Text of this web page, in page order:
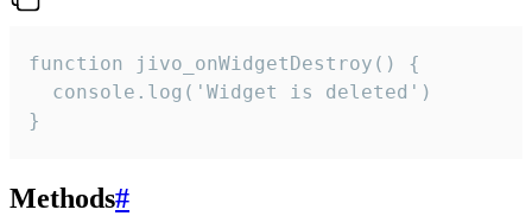
function jivo_onWidgetDestroy() {
  console.log('Widget is deleted')
}
Methods#